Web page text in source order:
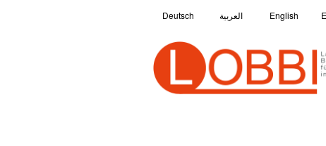
Deutsch العربية English